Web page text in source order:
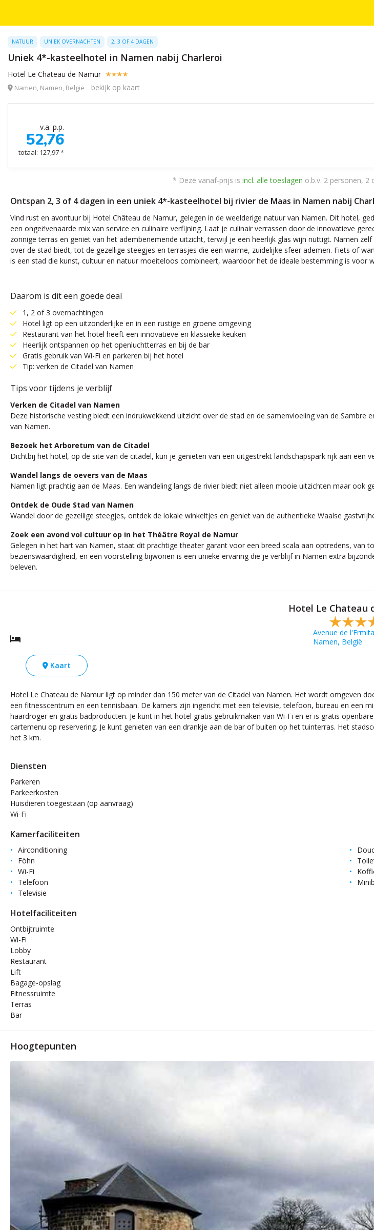
NATUUR UNIEK OVERNACHTEN 2, 3 OF 4 DAGEN
Uniek 4*-kasteelhotel in Namen nabij Charleroi
Hotel Le Chateau de Namur
Namen, Namen, België bekijk op kaart
v.a. p.p.
52,76
totaal: 127,97 *
* Deze vanaf-prijs is incl. alle toeslagen o.b.v. 2 personen, 2
Ontspan 2, 3 of 4 dagen in een uniek 4*-kasteelhotel bij rivier de Maas in Namen nabij
Vind rust en avontuur bij Hotel Château de Namur, gelegen in de weelderige natuur van Namen. Dit hotel,
een ongeëvenaarde mix van service en culinaire verfijning. Laat je culinair verrassen door de innovatieve
zonnige terras en geniet van het adembenemende uitzicht, terwijl je een heerlijk glas wijn nuttigt. Namen
over de stad biedt, tot de gezellige steegjes en terrasjes die een warme, zuidelijke sfeer ademen. Fiets of
is een stad die kunst, cultuur en natuur moeiteloos combineert, waardoor het de ideale bestemming is voor
Daarom is dit een goede deal
1, 2 of 3 overnachtingen
Hotel ligt op een uitzonderlijke en in een rustige en groene omgeving
Restaurant van het hotel heeft een innovatieve en klassieke keuken
Heerlijk ontspannen op het openluchtterras en bij de bar
Gratis gebruik van Wi-Fi en parkeren bij het hotel
Tip: verken de Citadel van Namen
Tips voor tijdens je verblijf
Verken de Citadel van Namen
Deze historische vesting biedt een indrukwekkend uitzicht over de stad en de samenvloeiing van de
van Namen.
Bezoek het Arboretum van de Citadel
Dichtbij het hotel, op de site van de citadel, kun je genieten van een uitgestrekt landschapspark rijk aan een
Wandel langs de oevers van de Maas
Namen ligt prachtig aan de Maas. Een wandeling langs de rivier biedt niet alleen mooie uitzichten maar
Ontdek de Oude Stad van Namen
Wandel door de gezellige steegjes, ontdek de lokale winkeltjes en geniet van de authentieke Waalse
Zoek een avond vol cultuur op in het Théâtre Royal de Namur
Gelegen in het hart van Namen, staat dit prachtige theater garant voor een breed scala aan optredens, van
bezienswaardigheid, en een voorstelling bijwonen is een unieke ervaring die je verblijf in Namen extra
beleven.
Hotel Le Chateau
Avenue de
Namen, België
Kaart
Hotel Le Chateau de Namur ligt op minder dan 150 meter van de Citadel van Namen. Het wordt omgeven
een fitnesscentrum en een tennisbaan. De kamers zijn ingericht met een televisie, telefoon, bureau en een
haardroger en gratis badproducten. Je kunt in het hotel gratis gebruikmaken van Wi-Fi en er is gratis
cartemenu op reservering. Je kunt genieten van een drankje aan de bar of buiten op het tuinterras. Het
het 3 km.
Diensten
Parkeren
Parkeerkosten
Huisdieren toegestaan (op aanvraag)
Wi-Fi
Kamerfaciliteiten
Airconditioning
Föhn
Wi-Fi
Telefoon
Televisie
Hotelfaciliteiten
Ontbijtruimte
Wi-Fi
Lobby
Restaurant
Lift
Bagage-opslag
Fitnessruimte
Terras
Bar
Hoogtepunten